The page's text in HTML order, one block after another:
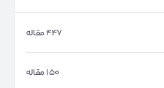
447 مقاله
150 مقاله